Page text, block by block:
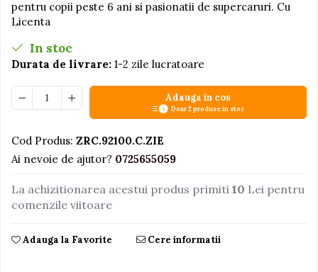
Jocuri sportive
Jucarii educative din lemn
Motociclete
Muzica si instrumente
Pistoale
Set Avioane si submarine
Seturi de rufe
pentru copii peste 6 ani si pasionatii de supercaruri. Cu
Licenta
In stoc
Durata de livrare: 1-2 zile lucratoare
Adauga in cos
Doar 2 produse in stoc
Cod Produs: ZRC.92100.C.ZIE
Ai nevoie de ajutor? 0725655059
La achizitionarea acestui produs primiti 10 Lei pentru
comenzile viitoare
Adauga la Favorite Cere informatii